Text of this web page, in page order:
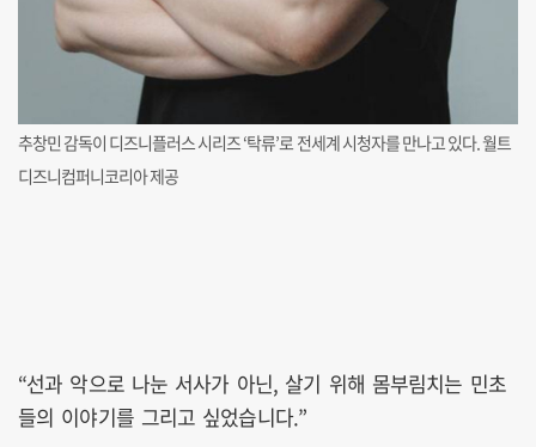
추창민 감독이 디즈니플러스 시리즈 ‘탁류’로 전세계 시청자를 만나고 있다. 월트
디즈니컴퍼니코리아 제공
“선과 악으로 나눈 서사가 아닌, 살기 위해 몸부림치는 민초
들의 이야기를 그리고 싶었습니다.”